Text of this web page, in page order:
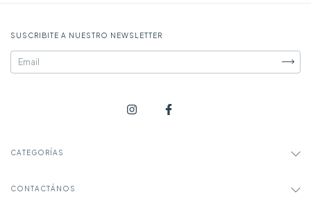
SUSCRIBITE A NUESTRO NEWSLETTER
CATEGORÍAS
CONTACTÁNOS